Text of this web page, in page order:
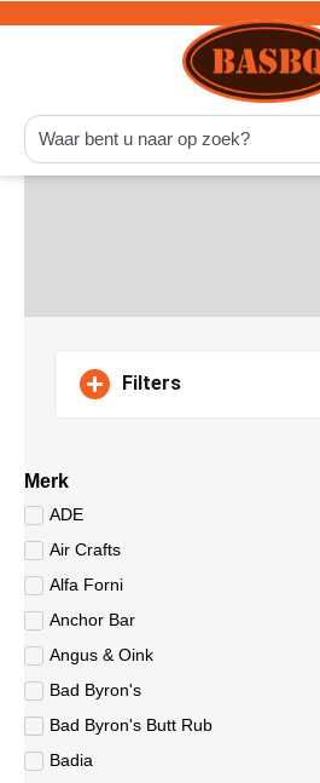
Filters
Merk
ADE
Air Crafts
Alfa Forni
Anchor Bar
Angus & Oink
Bad Byron's
Bad Byron's Butt Rub
Badia